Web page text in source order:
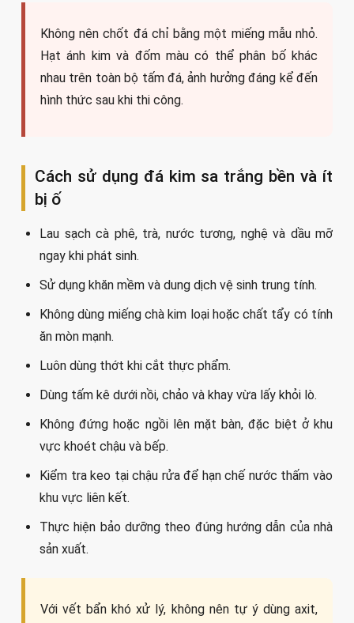
Không nên chốt đá chỉ bằng một miếng mẫu nhỏ.
Hạt ánh kim và đốm màu có thể phân bố khác
nhau trên toàn bộ tấm đá, ảnh hưởng đáng kể đến
hình thức sau khi thi công.
Cách sử dụng đá kim sa trắng bền và ít
bị ố
Lau sạch cà phê, trà, nước tương, nghệ và dầu mỡ
ngay khi phát sinh.
Sử dụng khăn mềm và dung dịch vệ sinh trung tính.
Không dùng miếng chà kim loại hoặc chất tẩy có tính
ăn mòn mạnh.
Luôn dùng thớt khi cắt thực phẩm.
Dùng tấm kê dưới nồi, chảo và khay vừa lấy khỏi lò.
Không đứng hoặc ngồi lên mặt bàn, đặc biệt ở khu
vực khoét chậu và bếp.
Kiểm tra keo tại chậu rửa để hạn chế nước thấm vào
khu vực liên kết.
Thực hiện bảo dưỡng theo đúng hướng dẫn của nhà
sản xuất.
Với vết bẩn khó xử lý, không nên tự ý dùng axit,